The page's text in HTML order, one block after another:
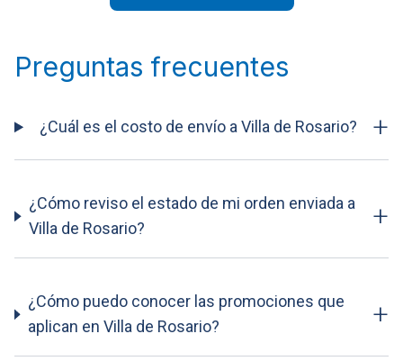
Preguntas frecuentes
¿Cuál es el costo de envío a Villa de Rosario? +
¿Cómo reviso el estado de mi orden enviada a
Villa de Rosario?
+
¿Cómo puedo conocer las promociones que
aplican en Villa de Rosario?
+